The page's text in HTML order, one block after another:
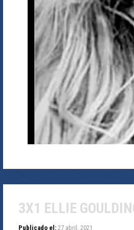
3X1 ELLIE
Publicado el: 27 abril, 2021